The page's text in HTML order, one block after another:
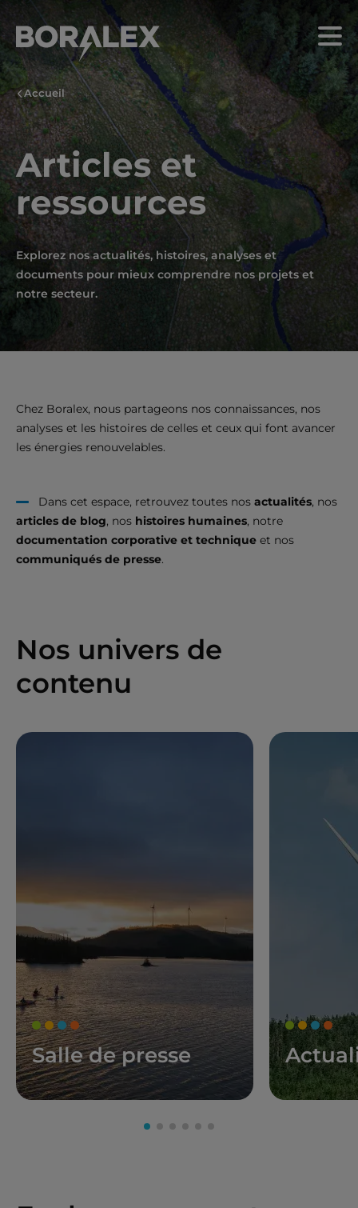
contenu
principal
Menu
Accueil
Articles et
ressources
Explorez nos actualités, histoires, analyses et
documents pour mieux comprendre nos projets et
notre secteur.
Chez Boralex, nous partageons nos connaissances, nos
analyses et les histoires de celles et ceux qui font avancer
les énergies renouvelables.
Dans cet espace, retrouvez toutes nos actualités, nos
articles de blog, nos histoires humaines, notre
documentation corporative et technique et nos
communiqués de presse.
Nos univers de
contenu
Salle de presse